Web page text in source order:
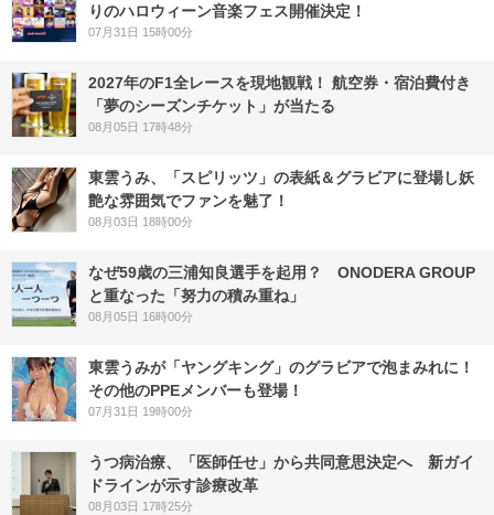
りのハロウィーン音楽フェス開催決定！
07月31日 15時00分
2027年のF1全レースを現地観戦！ 航空券・宿泊費付き
「夢のシーズンチケット」が当たる
08月05日 17時48分
東雲うみ、「スピリッツ」の表紙＆グラビアに登場し妖
艶な雰囲気でファンを魅了！
08月03日 18時00分
なぜ59歳の三浦知良選手を起用？ ONODERA GROUP
と重なった「努力の積み重ね」
08月05日 16時00分
東雲うみが「ヤングキング」のグラビアで泡まみれに！
その他のPPEメンバーも登場！
07月31日 19時00分
うつ病治療、「医師任せ」から共同意思決定へ 新ガイ
ドラインが示す診療改革
08月03日 17時25分